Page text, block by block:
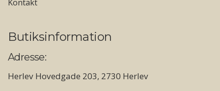
Kontakt
Butiksinformation
Adresse:
Herlev Hovedgade 203, 2730 Herlev